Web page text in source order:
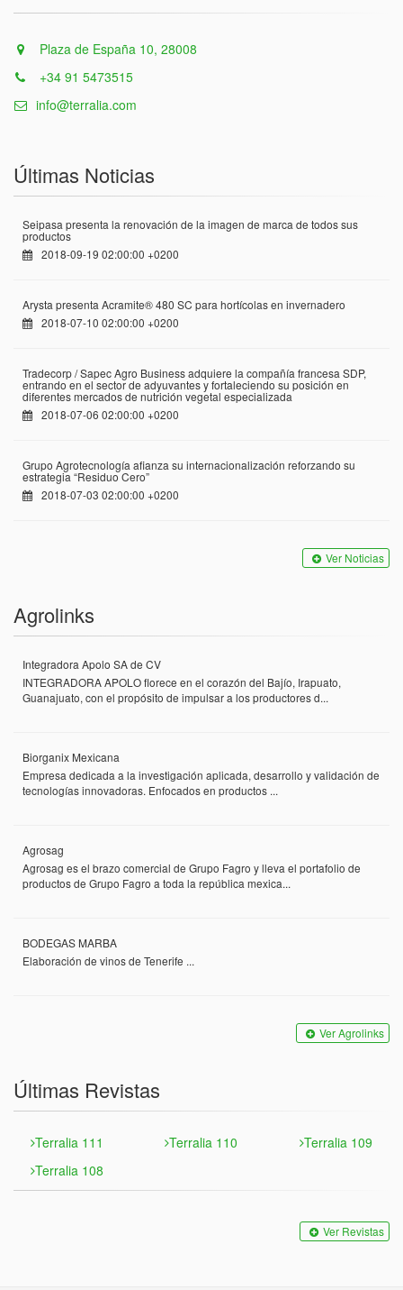
Plaza de España 10, 28008
+34 91 5473515
info@terralia.com
Últimas Noticias
Seipasa presenta la renovación de la imagen de marca de todos sus
productos
2018-09-19 02:00:00 +0200
Arysta presenta Acramite® 480 SC para hortícolas en invernadero
2018-07-10 02:00:00 +0200
Tradecorp / Sapec Agro Business adquiere la compañía francesa SDP,
entrando en el sector de adyuvantes y fortaleciendo su posición en
diferentes mercados de nutrición vegetal especializada
2018-07-06 02:00:00 +0200
Grupo Agrotecnología afianza su internacionalización reforzando su
estrategia “Residuo Cero”
2018-07-03 02:00:00 +0200
Ver Noticias
Agrolinks
Integradora Apolo SA de CV
INTEGRADORA APOLO florece en el corazón del Bajío, Irapuato,
Guanajuato, con el propósito de impulsar a los productores d...
Biorganix Mexicana
Empresa dedicada a la investigación aplicada, desarrollo y validación de
tecnologías innovadoras. Enfocados en productos ...
Agrosag
Agrosag es el brazo comercial de Grupo Fagro y lleva el portafolio de
productos de Grupo Fagro a toda la república mexica...
BODEGAS MARBA
Elaboración de vinos de Tenerife ...
Ver Agrolinks
Últimas Revistas
Terralia 111 Terralia 110
Terralia 109
Terralia 108
Ver Revistas